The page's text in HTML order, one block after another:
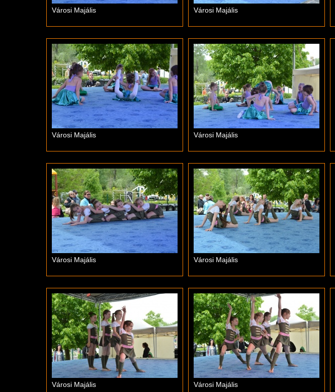
Városi Majális Városi Majális
Városi Majális Városi Majális
Városi Majális Városi Majális
Városi Majális Városi Majális